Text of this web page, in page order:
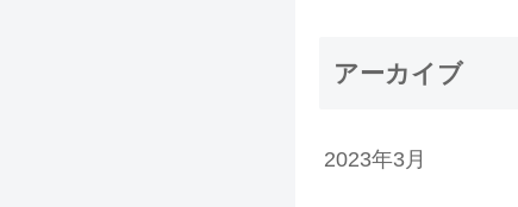
アーカイブ
2023年3月